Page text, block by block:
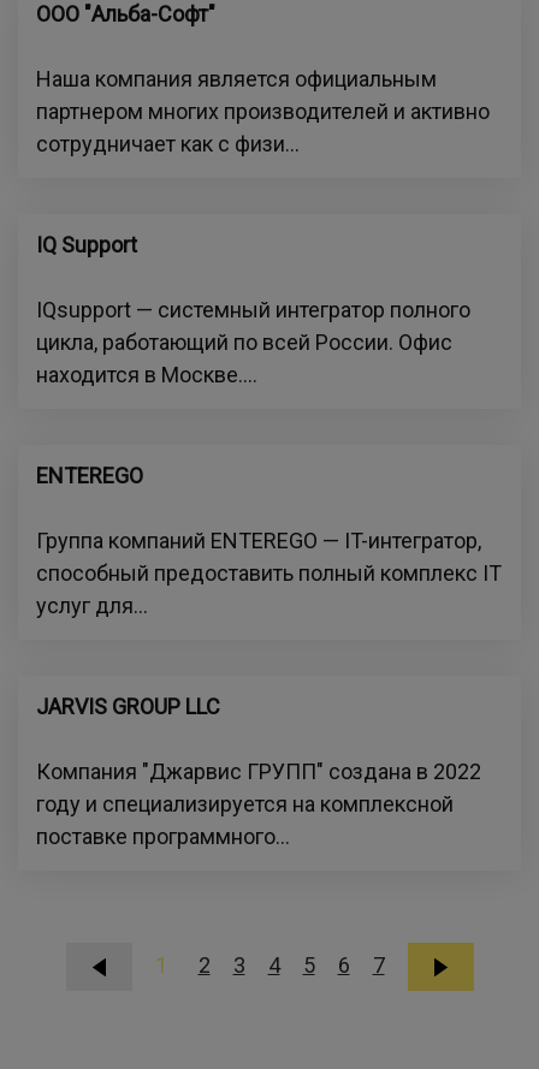
ООО "Альба-Софт"
Наша компания является официальным
партнером многих производителей и активно
сотрудничает как с физи...
IQ Support
IQsupport — системный интегратор полного
цикла, работающий по всей России. Офис
находится в Москве....
ENTEREGO
Группа компаний ENTEREGO — IT-интегратор,
способный предоставить полный комплекс IT
услуг для...
JARVIS GROUP LLC
Компания "Джарвис ГРУПП" создана в 2022
году и специализируется на комплексной
поставке программного...
1 2 3 4 5 6 7